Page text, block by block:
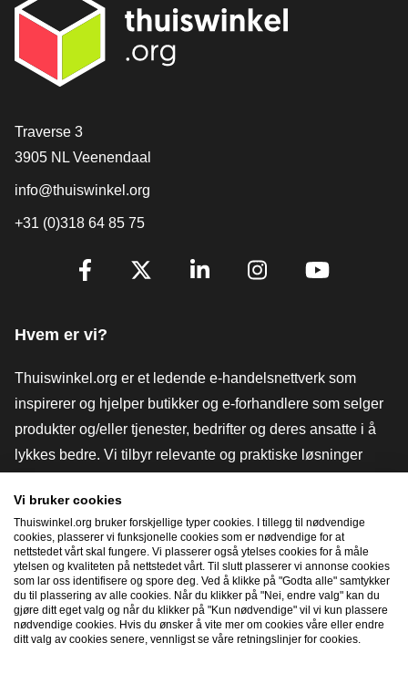
[_General:Contact]
Traverse 3
3905 NL Veenendaal
info@thuiswinkel.org
+31 (0)318 64 85 75
[_General:SocialMediaTitle]
Hvem er vi?
Thuiswinkel.org er et ledende e-handelsnettverk som
inspirerer og hjelper butikker og e-forhandlere som selger
produkter og/eller tjenester, bedrifter og deres ansatte i å
lykkes bedre. Vi tilbyr relevante og praktiske løsninger
verktøy og råd, advokatvirksomhet, markedsundersøkelser,
og har vår egen utdanningsplattform, Thuiswinkel e-
Academy.
Naviger raskt
Vi bruker cookies
Thuiswinkel.org bruker forskjellige typer cookies. I tillegg til nødvendige
cookies, plasserer vi funksjonelle cookies som er nødvendige for at
nettstedet vårt skal fungere. Vi plasserer også ytelses cookies for å måle
ytelsen og kvaliteten på nettstedet vårt. Til slutt plasserer vi annonse cookies
som lar oss identifisere og spore deg. Ved å klikke på "Godta alle" samtykker
du til plassering av alle cookies. Når du klikker på "Nei, endre valg" kan du
gjøre ditt eget valg og når du klikker på "Kun nødvendige" vil vi kun plassere
nødvendige cookies. Hvis du ønsker å vite mer om cookies våre eller endre
ditt valg av cookies senere, vennligst se våre retningslinjer for cookies.